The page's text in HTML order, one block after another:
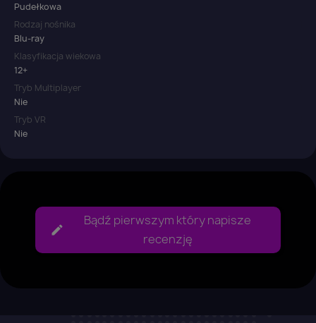
Pudełkowa
Rodzaj nośnika
Blu-ray
Klasyfikacja wiekowa
12+
Tryb Multiplayer
Nie
Tryb VR
Nie
Bądź pierwszym który napisze
recenzję